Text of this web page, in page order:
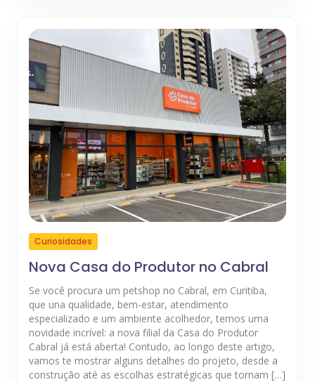
Curiosidades
Nova Casa do Produtor no Cabral
Se você procura um petshop no Cabral, em Curitiba,
que una qualidade, bem-estar, atendimento
especializado e um ambiente acolhedor, temos uma
novidade incrível: a nova filial da Casa do Produtor
Cabral já está aberta! Contudo, ao longo deste artigo,
vamos te mostrar alguns detalhes do projeto, desde a
construção até as escolhas estratégicas que tornam […]